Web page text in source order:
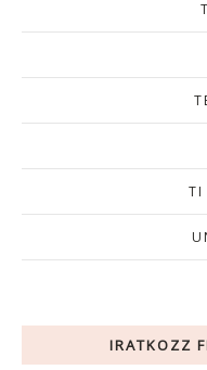
TI
IRATKOZZ